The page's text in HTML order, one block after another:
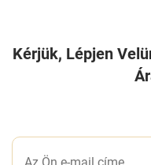
Kérjük, Lépjen